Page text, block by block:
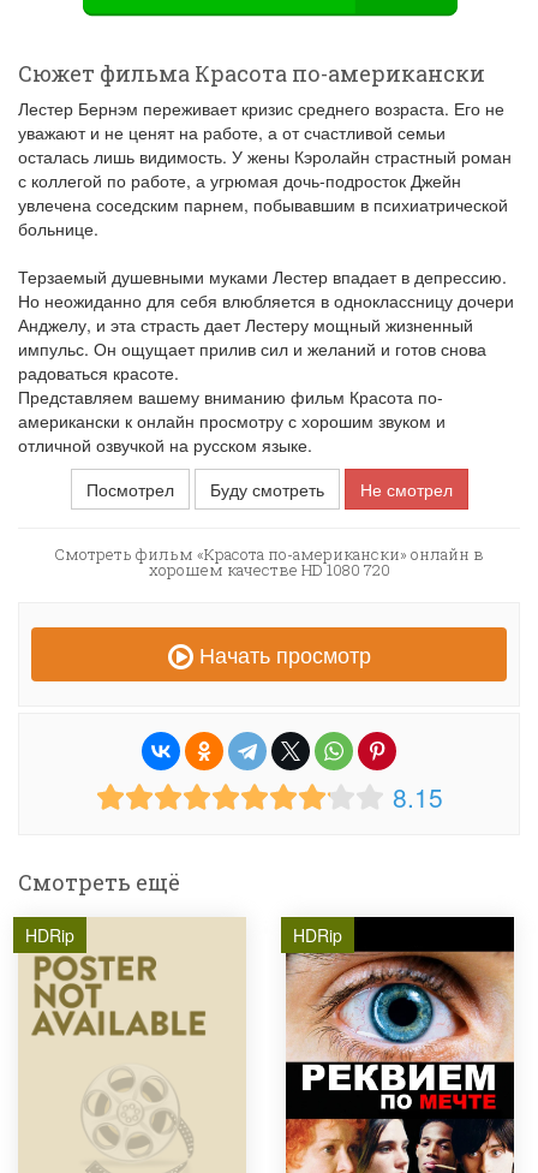
Сюжет фильма Красота по-американски
Лестер Бернэм переживает кризис среднего возраста. Его не
уважают и не ценят на работе, а от счастливой семьи
осталась лишь видимость. У жены Кэролайн страстный роман
с коллегой по работе, а угрюмая дочь-подросток Джейн
увлечена соседским парнем, побывавшим в психиатрической
больнице.
Терзаемый душевными муками Лестер впадает в депрессию.
Но неожиданно для себя влюбляется в одноклассницу дочери
Анджелу, и эта страсть дает Лестеру мощный жизненный
импульс. Он ощущает прилив сил и желаний и готов снова
радоваться красоте.
Представляем вашему вниманию фильм Красота по-
американски к онлайн просмотру с хорошим звуком и
отличной озвучкой на русском языке.
Посмотрел
Буду смотреть Не смотрел
Смотреть фильм «Красота по-американски» онлайн в
хорошем качестве HD 1080 720
Начать просмотр
8.15
Смотреть ещё
HDRip HDRip